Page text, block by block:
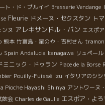
ト・ド・ブルイイ Brasserie Vendange
Fleurie ドメーヌ・セクスタン ト
ンヌ アレキサンドル・バン エスポ
熊本 竹富島・星のや・吉村さん
Spain Andalucia kanagawa リュペー
ミニック・ドゥラン Place de la Borse
Pouilly-Fuissé Izu イタリアのシシ
Pioche Hayashi Shinya アントワーヌ
飲会 Charles de Gaulle エスポア・よ